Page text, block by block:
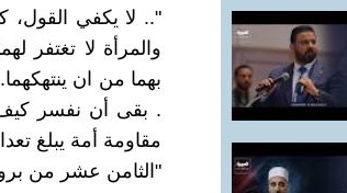
".. لا يكفي القول،
والمرأة لا تغتفر
بهما من ان
. بقى أن نفسر كيف
مقاومة أمة يبلغ
"الثامن عشر من